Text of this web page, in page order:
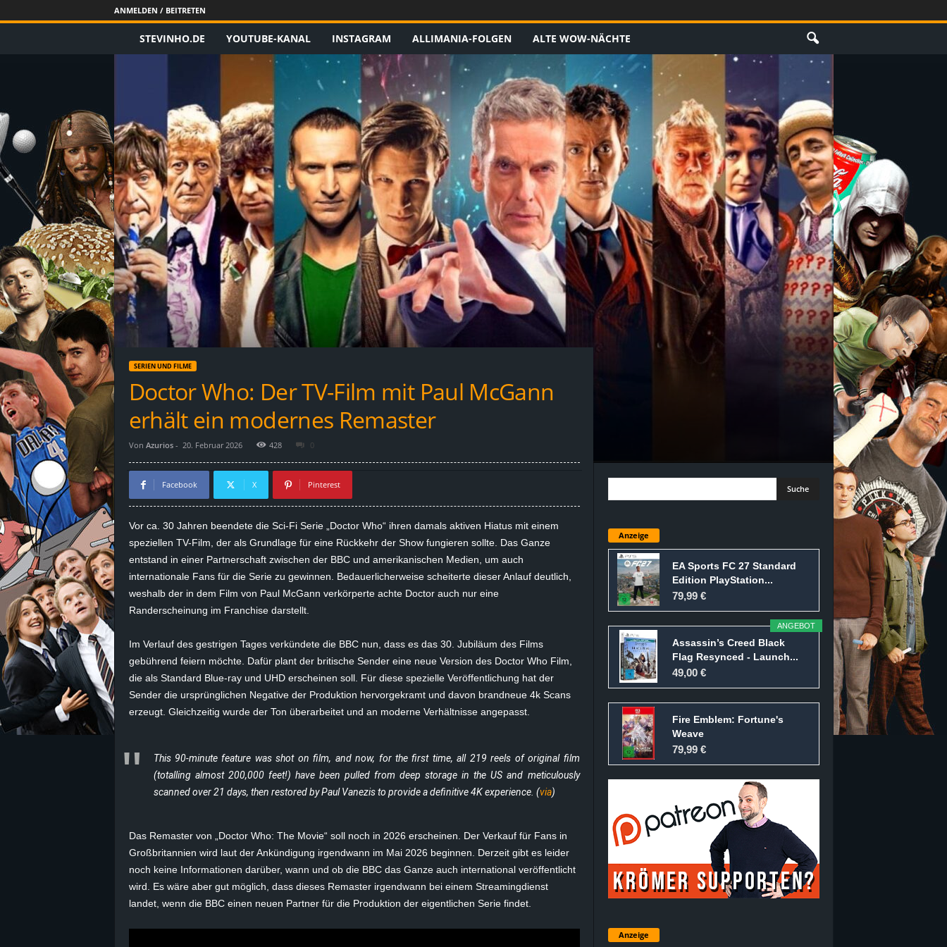
ANMELDEN / BEITRETEN
v
i
n
h
o
.
d
i
n
s
g
z
e
c
t
e
STEVINHO.DE YOUTUBE-KANAL INSTAGRAM ALLIMANIA-FOLGEN ALTE WOW-NÄCHTE
SERIEN UND FILME
Doctor Who: Der TV-Film mit Paul McGann
erhält ein modernes Remaster
Von Azurios- 20. Februar 2026 428 0
Facebook X Pinterest
Vor ca. 30 Jahren beendete die Sci-Fi Serie „Doctor Who“ ihren damals aktiven Hiatus mit einem
speziellen TV-Film, der als Grundlage für eine Rückkehr der Show fungieren sollte. Das Ganze
entstand in einer Partnerschaft zwischen der BBC und amerikanischen Medien, um auch
internationale Fans für die Serie zu gewinnen. Bedauerlicherweise scheiterte dieser Anlauf deutlich,
weshalb der in dem Film von Paul McGann verkörperte achte Doctor auch nur eine
Randerscheinung im Franchise darstellt.
Im Verlauf des gestrigen Tages verkündete die BBC nun, dass es das 30. Jubiläum des Films
gebührend feiern möchte. Dafür plant der britische Sender eine neue Version des Doctor Who Film,
die als Standard Blue-ray und UHD erscheinen soll. Für diese spezielle Veröffentlichung hat der
Sender die ursprünglichen Negative der Produktion hervorgekramt und davon brandneue 4k Scans
erzeugt. Gleichzeitig wurde der Ton überarbeitet und an moderne Verhältnisse angepasst.
This 90-minute feature was shot on film, and now, for the first time, all 219 reels of original film
(totalling almost 200,000 feet!) have been pulled from deep storage in the US and meticulously
scanned over 21 days, then restored by Paul Vanezis to provide a definitive 4K experience. (via)
Das Remaster von „Doctor Who: The Movie“ soll noch in 2026 erscheinen. Der Verkauf für Fans in
Großbritannien wird laut der Ankündigung irgendwann im Mai 2026 beginnen. Derzeit gibt es leider
noch keine Informationen darüber, wann und ob die BBC das Ganze auch international veröffentlicht
wird. Es wäre aber gut möglich, dass dieses Remaster irgendwann bei einem Streamingdienst
landet, wenn die BBC einen neuen Partner für die Produktion der eigentlichen Serie findet.
Anzeige
EA Sports FC 27 Standard
Edition PlayStation...
79,99 €
ANGEBOT
Assassin’s Creed Black
Flag Resynced - Launch...
49,00 €
Fire Emblem: Fortune's
Weave
79,99 €
Anzeige